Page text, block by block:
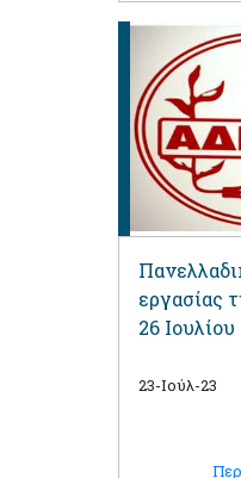
εργασίας
26 Ιουλίου
23-Ιούλ-23